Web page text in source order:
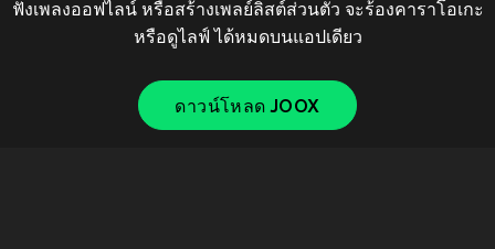
ฟังเพลงออฟไลน์ หรือสร้างเพลย์ลิสต์ส่วนตัว จะร้องคาราโอเกะ
หรือดูไลฟ์ ได้หมดบนแอปเดียว
ดาวน์โหลด JOOX